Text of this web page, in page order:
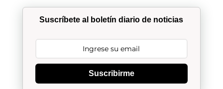
Suscríbete al boletín diario de noticias
Suscribirme